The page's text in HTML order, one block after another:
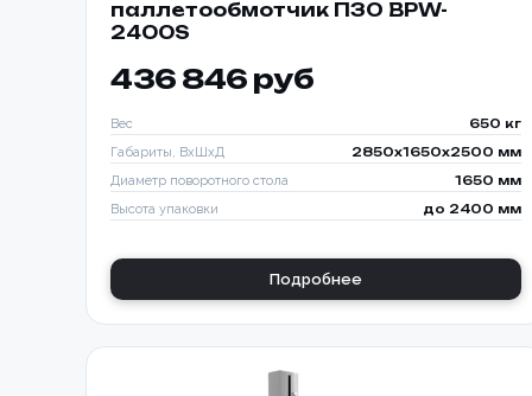
паллетообмотчик ПЗО BPW-
2400S
436 846 руб
Вес 650 кг
Габариты, ВхШхД 2850х1650х2500 мм
Диаметр поворотного стола 1650 мм
Высота упаковки до 2400 мм
Подробнее